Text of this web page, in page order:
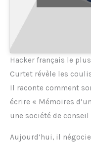
Hacker français le
Curtet révèle les
Il raconte comment
écrire « Mémoires
une société de
Aujourd’hui, il